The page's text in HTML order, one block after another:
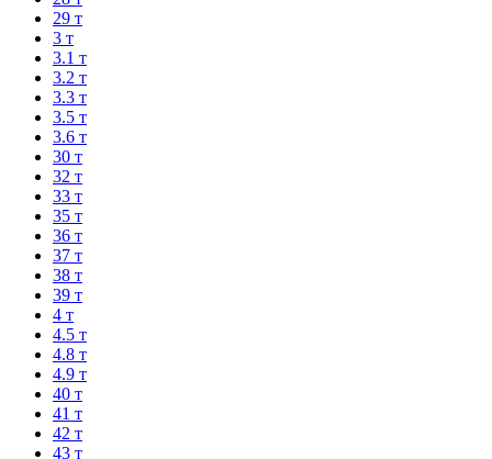
29 т
3 т
3.1 т
3.2 т
3.3 т
3.5 т
3.6 т
30 т
32 т
33 т
35 т
36 т
37 т
38 т
39 т
4 т
4.5 т
4.8 т
4.9 т
40 т
41 т
42 т
43 т